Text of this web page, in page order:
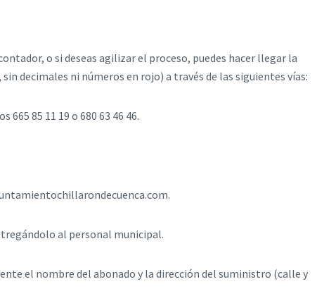
o si deseas agilizar el proceso, puedes hacer llegar la
decimales ni números en rojo) a través de las siguientes vías:
85 11 19 o 680 63 46 46.
al personal municipal.
el nombre del abonado y la dirección del suministro (calle y